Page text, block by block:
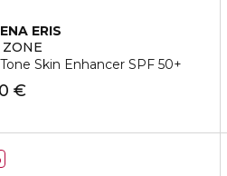
ERIS
ZONE
Skin Enhancer SPF 50+
€